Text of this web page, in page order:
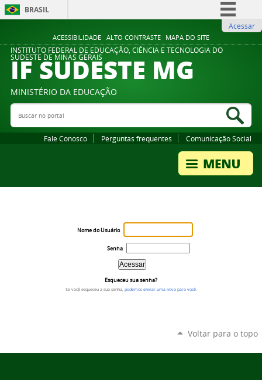
ACESSIBILIDADE ALTO CONTRASTE MAPA DO SITE
BRASIL
Comunica BR
Participe
Legislação
Acessar
INSTITUTO FEDERAL DE EDUCAÇÃO, CIÊNCIA E TECNOLOGIA DO
SUDESTE DE MINAS GERAIS
IF SUDESTE MG
MINISTÉRIO DA EDUCAÇÃO
Buscar no portal
Fale Conosco Perguntas frequentes Comunicação Social
Nome do Usuário
Senha
Esqueceu sua senha?
Se você esqueceu a sua senha, podemos enviar uma nova para você.
Voltar para o topo